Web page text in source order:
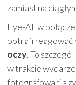
zamiast na
Eye-AF w
potrafi reagować
oczy. To
w trakcie
fotografowania